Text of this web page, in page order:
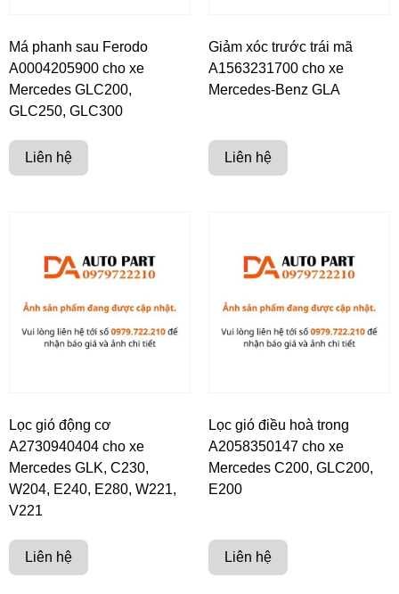
Má phanh sau Ferodo
A0004205900 cho xe
Mercedes GLC200,
GLC250, GLC300
Liên hệ
Giảm xóc trước trái mã
A1563231700 cho xe
Mercedes-Benz GLA
Liên hệ
Lọc gió động cơ
A2730940404 cho xe
Mercedes GLK, C230,
W204, E240, E280, W221,
V221
Liên hệ
Lọc gió điều hoà trong
A2058350147 cho xe
Mercedes C200, GLC200,
E200
Liên hệ